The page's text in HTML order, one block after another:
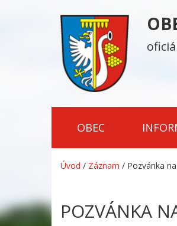
OBEC
Úvod / Záznam / Pozvánka
POZVÁNKA